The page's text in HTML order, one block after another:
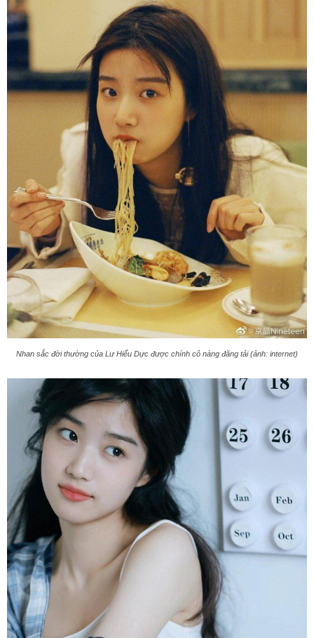
Nhan sắc đời thường của Lư Hiểu Dực được chính cô nàng đăng tải (ảnh: internet)